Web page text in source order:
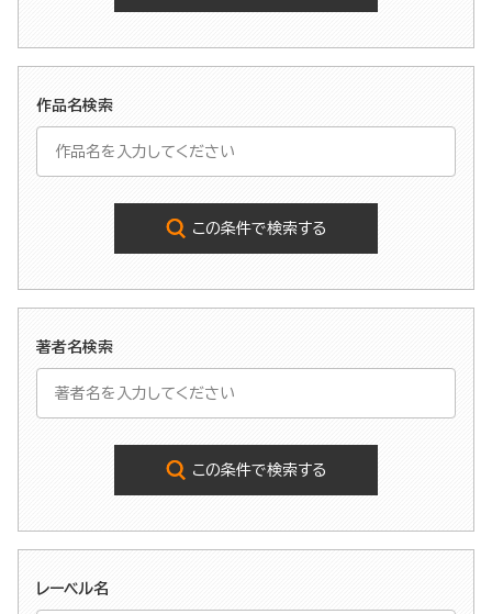
作品名検索
この条件で検索する
著者名検索
この条件で検索する
レーベル名